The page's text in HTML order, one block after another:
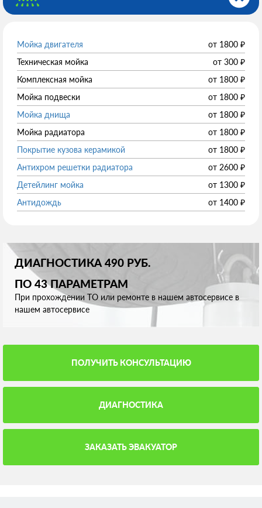
Мойка двигателя от 1800 ₽
Техническая мойка
от 300 ₽
Комплексная мойка
от 1800 ₽
Мойка подвески
от 1800 ₽
Мойка днища
от 1800 ₽
Мойка радиатора
от 1800 ₽
Покрытие кузова керамикой
от 1800 ₽
Антихром решетки радиатора
от 2600 ₽
Детейлинг мойка
от 1300 ₽
Антидождь
от 1400 ₽
ДИАГНОСТИКА 490 РУБ.
ПО 43 ПАРАМЕТРАМ
При прохождении ТО или ремонте в нашем автосервисе в
нашем автосервисе
ПОЛУЧИТЬ КОНСУЛЬТАЦИЮ
ДИАГНОСТИКА
ЗАКАЗАТЬ ЭВАКУАТОР